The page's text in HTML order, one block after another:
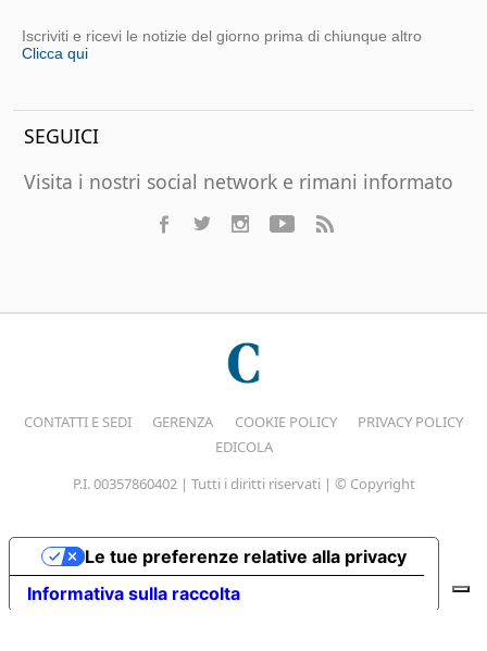
Iscriviti e ricevi le notizie del giorno prima di chiunque altro
Clicca qui
SEGUICI
Visita i nostri social network e rimani informato
CONTATTI E SEDI GERENZA COOKIE POLICY
PRIVACY POLICY
EDICOLA
P.I. 00357860402 | Tutti i diritti riservati | © Copyright
Informativa sulla raccolta
Le tue preferenze relative alla privacy